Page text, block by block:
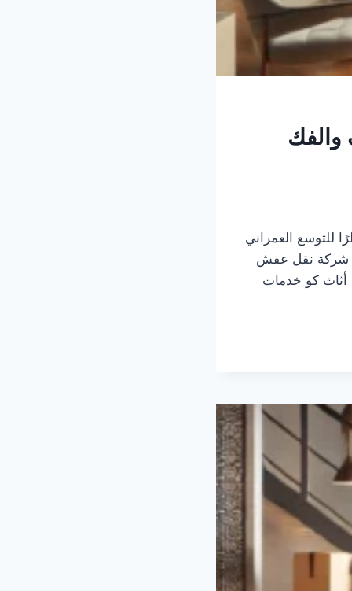
والفك
للتوسع العمراني
عن شركة نقل عفش
أثاث كو خدمات